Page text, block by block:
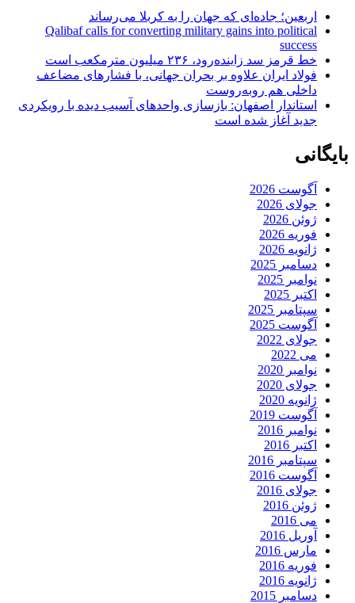
اربعین؛ جاده‌ای که جهان را به کربلا می‌رساند
Qalibaf calls for converting military gains into political
success
خط قرمز سد زاینده‌رود، ۲۳۶ میلیون مترمکعب است
فولاد ایران علاوه بر بحران جهانی، با فشارهای مضاعف
داخلی هم روبه‌روست
استاندار اصفهان: بازسازی واحدهای آسیب دیده با رویکردی
جدید آغاز شده است
بایگانی
آگوست 2026
جولای 2026
ژوئن 2026
فوریه 2026
ژانویه 2026
دسامبر 2025
نوامبر 2025
اکتبر 2025
سپتامبر 2025
آگوست 2025
جولای 2022
می 2022
نوامبر 2020
جولای 2020
ژانویه 2020
آگوست 2019
نوامبر 2016
اکتبر 2016
سپتامبر 2016
آگوست 2016
جولای 2016
ژوئن 2016
می 2016
آوریل 2016
مارس 2016
فوریه 2016
ژانویه 2016
دسامبر 2015